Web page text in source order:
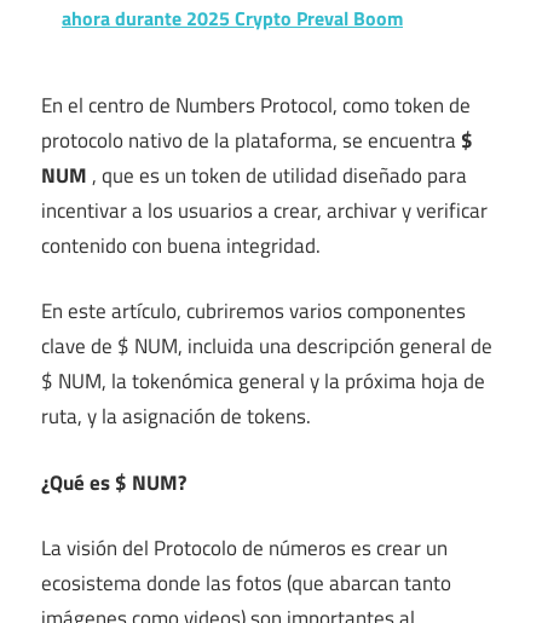
ahora durante 2025 Crypto Preval Boom
En el centro de Numbers Protocol, como token de
protocolo nativo de la plataforma, se encuentra$
NUM , que es un token de utilidad diseñado para
incentivar a los usuarios a crear, archivar y verificar
contenido con buena integridad.
En este artículo, cubriremos varios componentes
clave de $ NUM, incluida una descripción general de
$ NUM, la tokenómica general y la próxima hoja de
ruta, y la asignación de tokens.
¿Qué es $ NUM?
La visión del Protocolo de números es crear un
ecosistema donde las fotos (que abarcan tanto